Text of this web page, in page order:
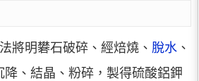
將明礬石破碎、經焙燒、 脫水 、
降、結晶、粉碎，製得硫酸鋁鉀